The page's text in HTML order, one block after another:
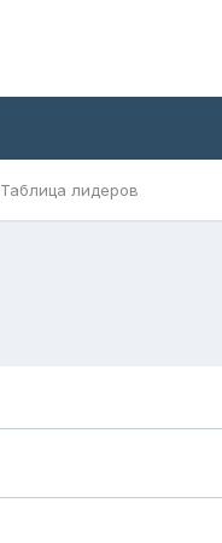
Таблица лидеров